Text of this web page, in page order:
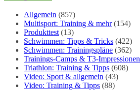
Allgemein (857)
Multisport: Training & mehr(154)
Produkttest (13)
Schwimmen: Tipps & Tricks (422)
Schwimmen: Trainingspläne (362)
Trainings-Camps & T3-Impressionen
Triathlon: Training & Tipps (608)
Video: Sport & allgemein (43)
Video: Training & Tipps (88)